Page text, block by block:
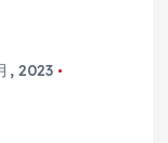
, 2023